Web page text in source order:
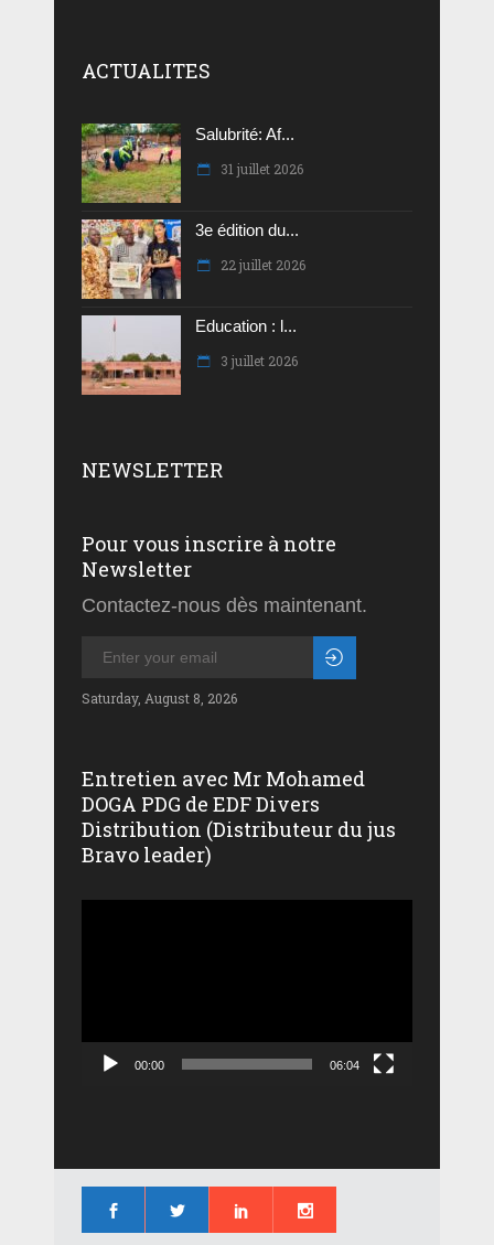
ACTUALITES
Salubrité: Af...
31 juillet 2026
3e édition du...
22 juillet 2026
Education : l...
3 juillet 2026
NEWSLETTER
Pour vous inscrire à notre
Newsletter
Contactez-nous dès maintenant.
Saturday, August 8, 2026
Entretien avec Mr Mohamed
DOGA PDG de EDF Divers
Distribution (Distributeur du jus
Bravo leader)
00:00 06:04